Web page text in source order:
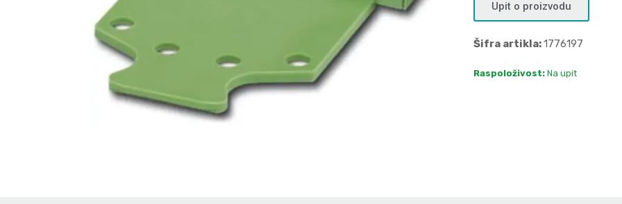
Upit o proizvodu
Šifra artikla:1776197
Raspoloživost: Na upit